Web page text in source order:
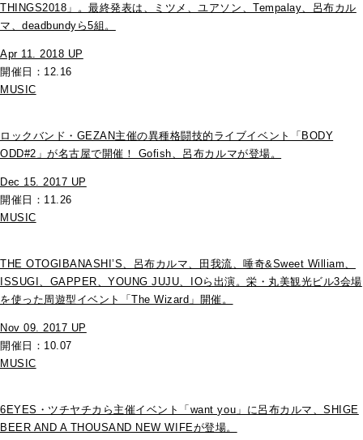
THINGS2018」。最終発表は、ミツメ、ユアソン、Tempalay、呂布カル
マ、deadbundyら5組。
Apr 11. 2018 UP
開催日：12.16
MUSIC
ロックバンド・GEZAN主催の異種格闘技的ライブイベント「BODY
ODD#2」が名古屋で開催！ Gofish、呂布カルマが登場。
Dec 15. 2017 UP
開催日：11.26
MUSIC
THE OTOGIBANASHI’S、呂布カルマ、田我流、唾奇&Sweet William、
ISSUGI、GAPPER、YOUNG JUJU、IOら出演。栄・丸美観光ビル3会場
を使った周遊型イベント「The Wizard」開催。
Nov 09. 2017 UP
開催日：10.07
MUSIC
6EYES・ツチヤチカら主催イベント「want you」に呂布カルマ、SHIGE
BEER AND A THOUSAND NEW WIFEが登場。